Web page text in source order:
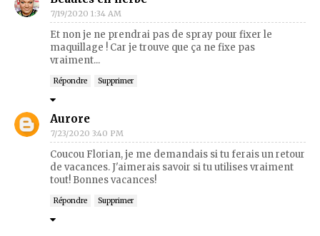
7/19/2020 1:34 AM
Et non je ne prendrai pas de spray pour fixer le
maquillage ! Car je trouve que ça ne fixe pas
vraiment...
Répondre Supprimer
Aurore
7/23/2020 3:40 PM
Coucou Florian, je me demandais si tu ferais un retour
de vacances. J'aimerais savoir si tu utilises vraiment
tout! Bonnes vacances!
Répondre Supprimer